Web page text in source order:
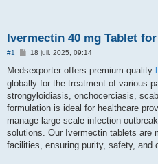
Ivermectin 40 mg Tablet
#1
M
s
a
g
e
18 juil. 2025, 09:14
Medsexporter offers premium-quality
globally for the treatment of various
strongyloidiasis, onchocerciasis,
formulation is ideal for healthcare
manage large-scale infection
solutions. Our Ivermectin tablets are
facilities, ensuring purity, safety, and